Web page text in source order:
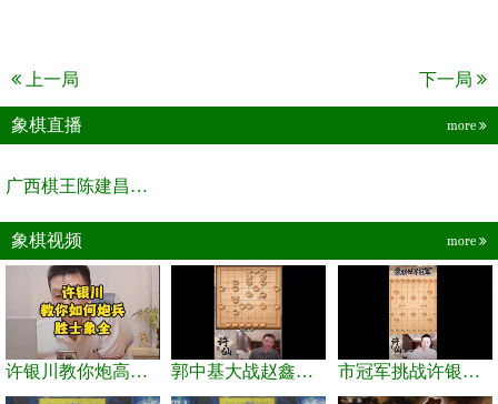
上一局 下一局
象棋直播 more
广西棋王陈建昌直播间
象棋视频 more
许银川教你炮高兵士象全如何赢士象全，简单四步即可 郭中基大战赵鑫鑫，许银川激情讲解 市冠军挑战许银川，急进中兵变化真激烈！